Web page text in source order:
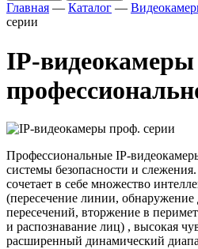
Главная — Каталог —
серии
IP-
Профессиональные IP-
системы безопасности и
сочетает в себе множество
(пересечение линии,
пересечений, вторжение в
и распознавание лиц) , высокая
расширенный динамический